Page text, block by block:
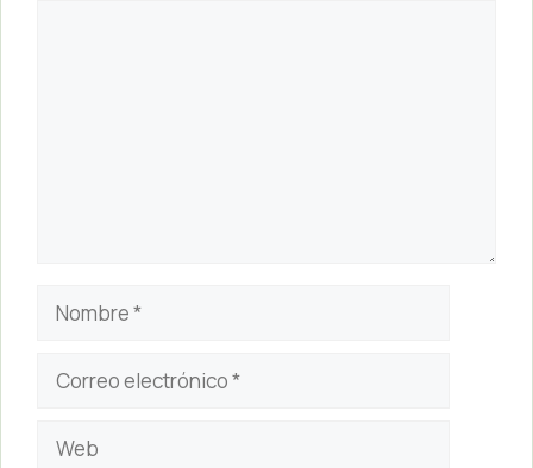
Nombre
Correo
Web